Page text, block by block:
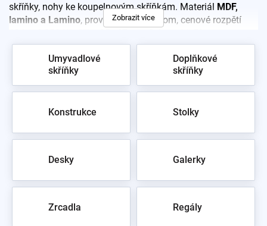
skříňky, nohy ke koupelnovým skříňkám. Materiál MDF,
lamino a Lamino, provedení Bílá, Chrom, cenové rozpětí
prohlédnete ve vzorkovně na Praze 10 – poradíme s
výběrem i montáží.
Zobrazit více
Umyvadlové
skříňky
Doplňkové
skříňky
Konstrukce Stolky
Desky Galerky
Zrcadla Regály